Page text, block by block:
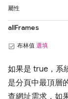
屬性
allFrames
布林值 選填
如果是 true，系
是分頁中最頂層
查網址需求，如